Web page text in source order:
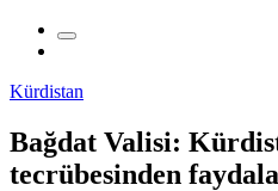
Kürdistan
Bağdat Valisi:
tecrübesinden